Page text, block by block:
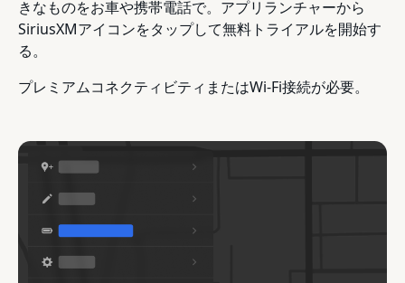
きなものをお車や携帯電話で。アプリランチャーから
SiriusXMアイコンをタップして無料トライアルを開始す
る。
プレミアムコネクティビティまたはWi-Fi接続が必要。